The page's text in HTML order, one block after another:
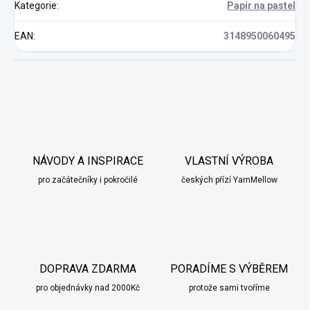
Kategorie: Papír na pastel
EAN: 3148950060495
NÁVODY A INSPIRACE
pro začátečníky i pokročilé
VLASTNÍ VÝROBA
českých přízí YarnMellow
DOPRAVA ZDARMA
pro objednávky nad 2000Kč
PORADÍME S VÝBĚREM
protože sami tvoříme